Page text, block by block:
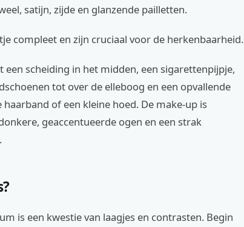
satijn, zijde en glanzende pailletten.
compleet en zijn cruciaal voor de herkenbaarheid.
scheiding in het midden, een sigarettenpijpje,
tot over de elleboog en een opvallende
of een kleine hoed. De make-up is
geaccentueerde ogen en een strak
is een kwestie van laagjes en contrasten. Begin